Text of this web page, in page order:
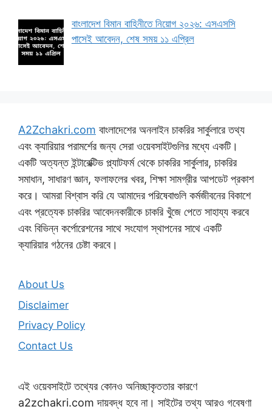
বাংলাদেশ বিমান বাহিনীতে নিয়োগ ২০২৬: এসএসসি
পাসেই আবেদন, শেষ সময় ১১ এপ্রিল
A2Zchakri.com বাংলাদেশের অনলাইন চাকরির সার্কুলারে তথ্য
এবং ক্যারিয়ার পরামর্শের জন্য সেরা ওয়েবসাইটগুলির মধ্যে একটি।
একটি অত্যন্ত ইন্টারেক্টিভ প্ল্যাটফর্ম থেকে চাকরির সার্কুলার, চাকরির
সমাধান, সাধারণ জ্ঞান, ফলাফলের খবর, শিক্ষা সামগ্রীর আপডেট প্রকাশ
করে। আমরা বিশ্বাস করি যে আমাদের পরিষেবাগুলি কর্মজীবনের বিকাশে
এবং প্রত্যেক চাকরির আবেদনকারীকে চাকরি খুঁজে পেতে সাহায্য করবে
এবং বিভিন্ন কর্পোরেশনের সাথে সংযোগ স্থাপনের সাথে একটি
ক্যারিয়ার গঠনের চেষ্টা করবে।
About Us
Disclaimer
Privacy Policy
Contact Us
এই ওয়েবসাইটে তথ্যের কোনও অনিচ্ছাকৃততার কারণে
a2zchakri.com দায়বদ্ধ হবে না। সাইটের তথ্য আরও গবেষণা